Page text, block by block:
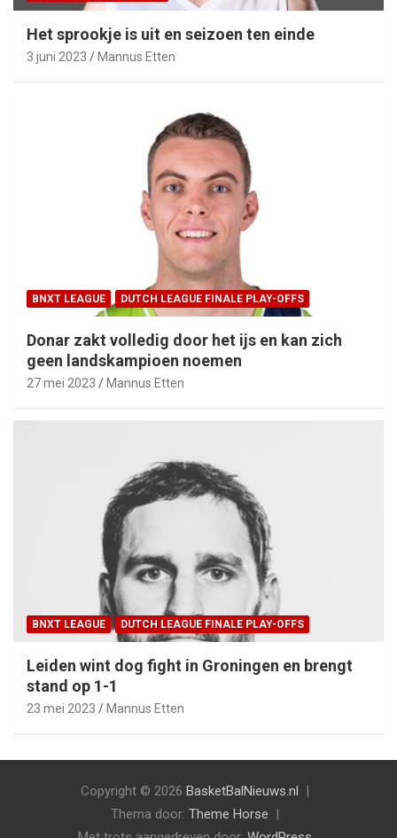
Het sprookje is uit en seizoen ten einde
3 juni 2023 Mannus Etten
BNXT LEAGUE DUTCH LEAGUE FINALE PLAY-OFFS
Donar zakt volledig door het ijs en kan zich
geen landskampioen noemen
27 mei 2023 Mannus Etten
BNXT LEAGUE DUTCH LEAGUE FINALE PLAY-OFFS
Leiden wint dog fight in Groningen en brengt
stand op 1-1
23 mei 2023 Mannus Etten
Copyright © 2026 BasketBalNieuws.nl
Thema door: Theme Horse